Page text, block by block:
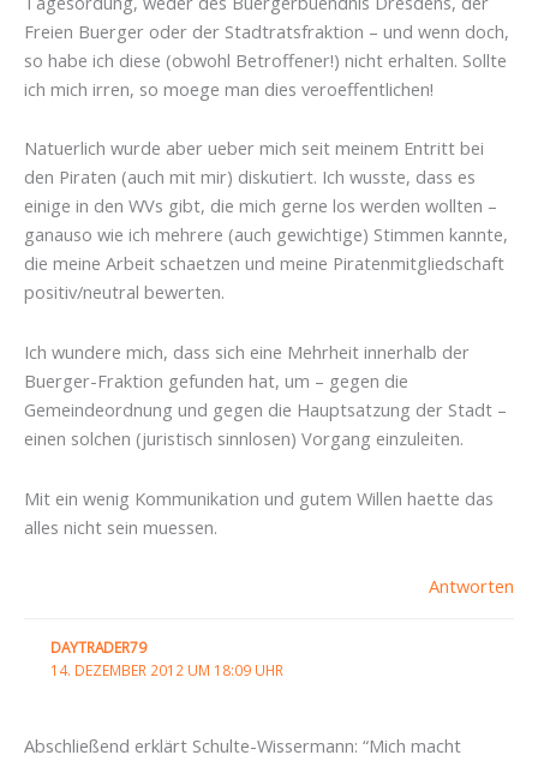
Freien Buerger oder der Stadtratsfraktion – und wenn doch,
so habe ich diese (obwohl Betroffener!) nicht erhalten. Sollte
ich mich irren, so moege man dies veroeffentlichen!
Natuerlich wurde aber ueber mich seit meinem Entritt bei
den Piraten (auch mit mir) diskutiert. Ich wusste, dass es
einige in den WVs gibt, die mich gerne los werden wollten –
ganauso wie ich mehrere (auch gewichtige) Stimmen kannte,
die meine Arbeit schaetzen und meine Piratenmitgliedschaft
positiv/neutral bewerten.
Ich wundere mich, dass sich eine Mehrheit innerhalb der
Buerger-Fraktion gefunden hat, um – gegen die
Gemeindeordnung und gegen die Hauptsatzung der Stadt –
einen solchen (juristisch sinnlosen) Vorgang einzuleiten.
Mit ein wenig Kommunikation und gutem Willen haette das
alles nicht sein muessen.
Antworten
DAYTRADER79
14. DEZEMBER 2012 UM 18:09 UHR
Abschließend erklärt Schulte-Wissermann: “Mich macht